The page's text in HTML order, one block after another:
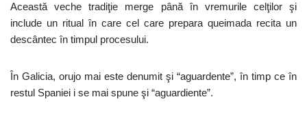
Această veche tradiţie merge până în vremurile celţilor şi
include un ritual în care cel care prepara queimada recita un
descântec în timpul procesului.
În Galicia, orujo mai este denumit şi “aguardente”, în timp ce în
restul Spaniei i se mai spune şi “aguardiente”.